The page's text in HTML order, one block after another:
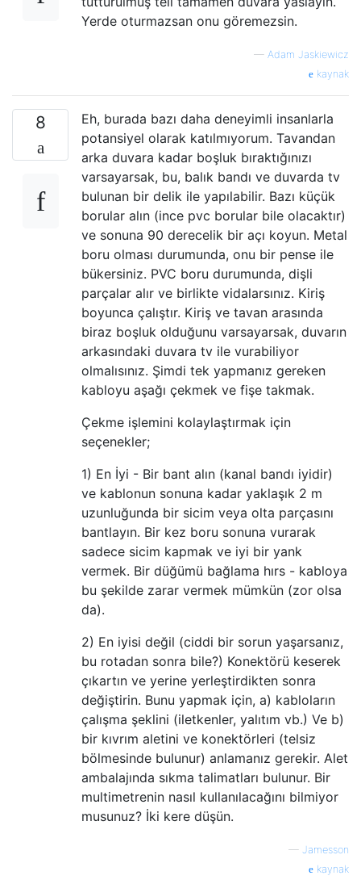
Yerde oturmazsan onu göremezsin.
— Adam Jaskiewicz
kaynak
8
Eh, burada bazı daha deneyimli insanlarla
potansiyel olarak katılmıyorum. Tavandan
arka duvara kadar boşluk bıraktığınızı
varsayarsak, bu, balık bandı ve duvarda tv
bulunan bir delik ile yapılabilir. Bazı küçük
borular alın (ince pvc borular bile olacaktır)
ve sonuna 90 derecelik bir açı koyun. Metal
boru olması durumunda, onu bir pense ile
bükersiniz. PVC boru durumunda, dişli
parçalar alır ve birlikte vidalarsınız. Kiriş
boyunca çalıştır. Kiriş ve tavan arasında
biraz boşluk olduğunu varsayarsak, duvarın
arkasındaki duvara tv ile vurabiliyor
olmalısınız. Şimdi tek yapmanız gereken
kabloyu aşağı çekmek ve fişe takmak.
Çekme işlemini kolaylaştırmak için
seçenekler;
1) En İyi - Bir bant alın (kanal bandı iyidir)
ve kablonun sonuna kadar yaklaşık 2 m
uzunluğunda bir sicim veya olta parçasını
bantlayın. Bir kez boru sonuna vurarak
sadece sicim kapmak ve iyi bir yank
vermek. Bir düğümü bağlama hırs - kabloya
bu şekilde zarar vermek mümkün (zor olsa
da).
2) En iyisi değil (ciddi bir sorun yaşarsanız,
bu rotadan sonra bile?) Konektörü keserek
çıkartın ve yerine yerleştirdikten sonra
değiştirin. Bunu yapmak için, a) kabloların
çalışma şeklini (iletkenler, yalıtım vb.) Ve b)
bir kıvrım aletini ve konektörleri (telsiz
bölmesinde bulunur) anlamanız gerekir. Alet
ambalajında ​​sıkma talimatları bulunur. Bir
multimetrenin nasıl kullanılacağını bilmiyor
musunuz? İki kere düşün.
— Jamesson
kaynak